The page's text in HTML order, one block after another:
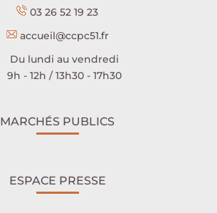
03 26 52 19 23
accueil@ccpc51.fr
Du lundi au vendredi
9h - 12h / 13h30 - 17h30
MARCHÉS PUBLICS
ESPACE PRESSE